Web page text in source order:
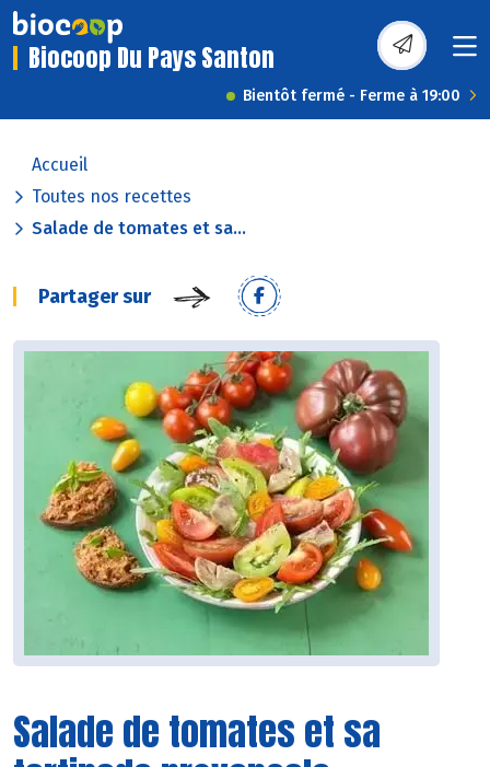
Biocoop Du Pays Santon
Bientôt fermé - Ferme à 19:00
Accueil
Toutes nos recettes
Salade de tomates et sa...
Partager sur
Salade de tomates et sa